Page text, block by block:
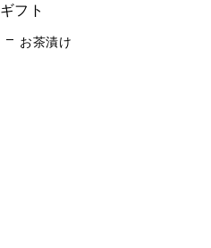
ギフト
お茶漬け